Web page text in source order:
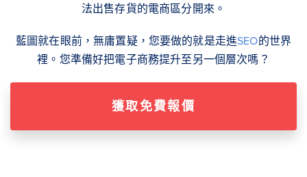
法出售存貨的電商區分開來。
藍圖就在眼前，無庸置疑，您要做的就是走進SEO的世界
裡。您準備好把電子商務提升至另一個層次嗎？
獲取免費報價